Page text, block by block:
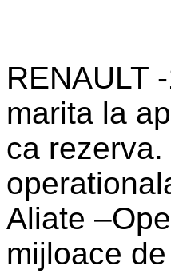
RENAULT
marita la
ca
Aliate
mijloace